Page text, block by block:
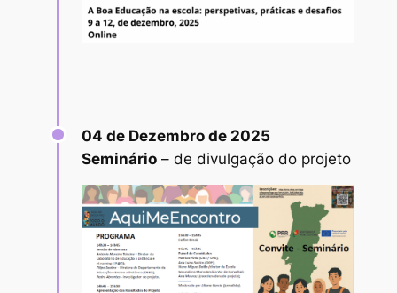
04 de Dezembro de 2025
Seminário – de divulgação do projeto